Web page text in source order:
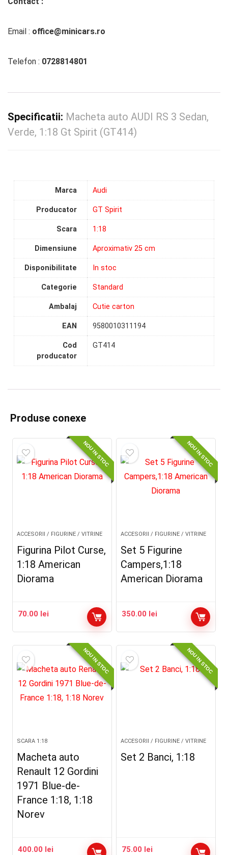
Email : office@minicars.ro
Telefon : 0728814801
Specificatii: Macheta auto AUDI RS 3 Sedan,
Verde, 1:18 Gt Spirit (GT414)
Marca Audi
Producator GT Spirit
Scara 1:18
Dimensiune Aproximativ 25 cm
Disponibilitate In stoc
Categorie Standard
Ambalaj Cutie carton
EAN 9580010311194
Cod
producator
GT414
Produse conexe
NOU IN STOC
ACCESORII / FIGURINE / VITRINE
Figurina Pilot Curse,
1:18 American
Diorama
70.00 lei
NOU IN STOC
ACCESORII / FIGURINE / VITRINE
Set 5 Figurine
Campers,1:18
American Diorama
350.00 lei
NOU IN STOC
SCARA 1:18
Macheta auto
Renault 12 Gordini
1971 Blue-de-
France 1:18, 1:18
Norev
400.00 lei
NOU IN STOC
ACCESORII / FIGURINE / VITRINE
Set 2 Banci, 1:18
75.00 lei